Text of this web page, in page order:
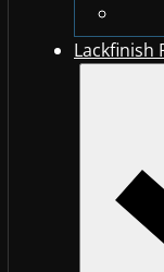
Lackfinish